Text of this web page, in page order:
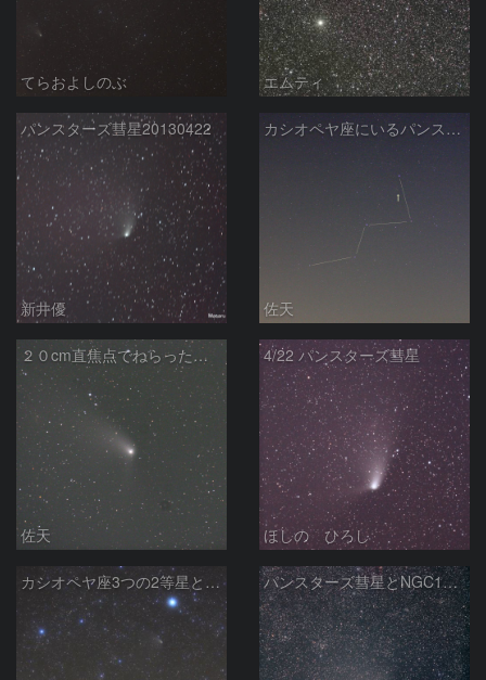
てらおよしのぶ エムティ
パンスターズ彗星20130422
新井優
カシオペヤ座にいるパンスターズ彗星
佐天
２０cm直焦点でねらったパンスターズ彗星
佐天
4/22 パンスターズ彗星
ほしの ひろし
カシオペヤ座3つの2等星とパンスターズ彗星 パンスターズ彗星とNGC129 (4/22) 300mm